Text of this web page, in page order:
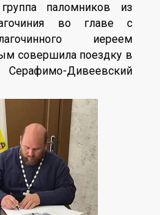
паломников из
во главе с
иереем
совершила поездку в
Дивеевский